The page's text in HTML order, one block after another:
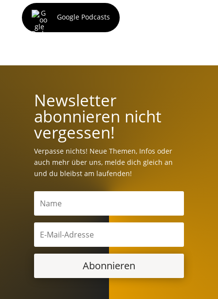
Google Podcasts
Newsletter
abonnieren nicht
vergessen!
Verpasse nichts! Neue Themen, Infos oder
auch mehr über uns, melde dich gleich an
und du bleibst am laufenden!
Abonnieren